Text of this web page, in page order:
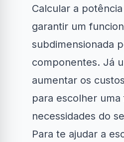
Calcular a
garantir um
subdimensionada
componentes. Já
aumentar os
para escolher
necessidades do
Para te ajudar a
Clube Samsung